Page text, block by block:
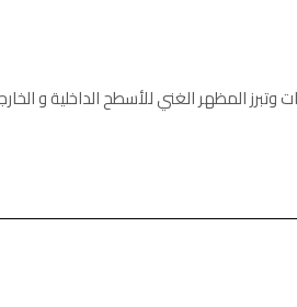
المظهر الغني للأسطح الداخلية و